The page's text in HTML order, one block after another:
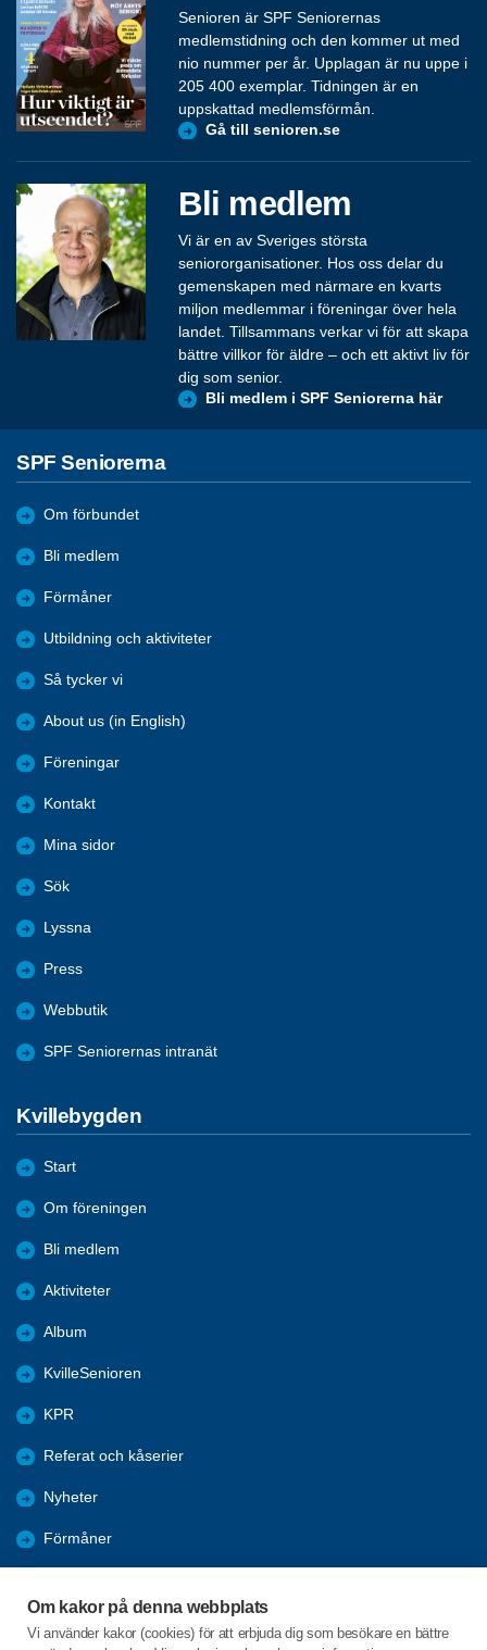
Om kakor på denna webbplats
Vi använder kakor (cookies) för att erbjuda dig som besökare en bättre
Senioren är SPF Seniorernas
medlemstidning och den kommer ut med
nio nummer per år. Upplagan är nu uppe i
205 400 exemplar. Tidningen är en
uppskattad medlemsförmån.
Gå till senioren.se
Bli medlem
Vi är en av Sveriges största
seniororganisationer. Hos oss delar du
gemenskapen med närmare en kvarts
miljon medlemmar i föreningar över hela
landet. Tillsammans verkar vi för att skapa
bättre villkor för äldre – och ett aktivt liv för
dig som senior.
Bli medlem i SPF Seniorerna här
SPF Seniorerna
Om förbundet
Bli medlem
Förmåner
Utbildning och aktiviteter
Så tycker vi
About us (in English)
Föreningar
Kontakt
Mina sidor
Sök
Lyssna
Press
Webbutik
SPF Seniorernas intranät
Kvillebygden
Start
Om föreningen
Bli medlem
Aktiviteter
Album
KvilleSenioren
KPR
Referat och kåserier
Nyheter
Förmåner
Tanums kommun